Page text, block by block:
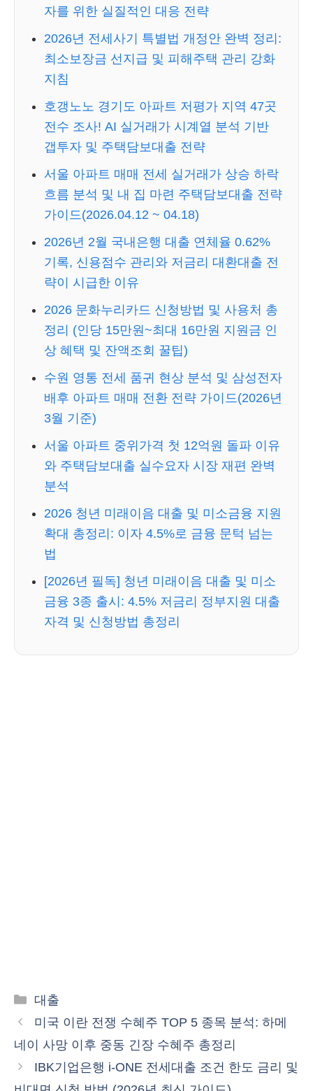
자를 위한 실질적인 대응 전략
2026년 전세사기 특별법 개정안 완벽 정리:
최소보장금 선지급 및 피해주택 관리 강화
지침
호갱노노 경기도 아파트 저평가 지역 47곳
전수 조사! AI 실거래가 시계열 분석 기반
갭투자 및 주택담보대출 전략
서울 아파트 매매 전세 실거래가 상승 하락
흐름 분석 및 내 집 마련 주택담보대출 전략
가이드(2026.04.12 ~ 04.18)
2026년 2월 국내은행 대출 연체율 0.62%
기록, 신용점수 관리와 저금리 대환대출 전
략이 시급한 이유
2026 문화누리카드 신청방법 및 사용처 총
정리 (인당 15만원~최대 16만원 지원금 인
상 혜택 및 잔액조회 꿀팁)
수원 영통 전세 품귀 현상 분석 및 삼성전자
배후 아파트 매매 전환 전략 가이드(2026년
3월 기준)
서울 아파트 중위가격 첫 12억원 돌파 이유
와 주택담보대출 실수요자 시장 재편 완벽
분석
2026 청년 미래이음 대출 및 미소금융 지원
확대 총정리: 이자 4.5%로 금융 문턱 넘는
법
[2026년 필독] 청년 미래이음 대출 및 미소
금융 3종 출시: 4.5% 저금리 정부지원 대출
자격 및 신청방법 총정리
카
테
리
대출
미국 이란 전쟁 수혜주 TOP 5 종목 분석: 하메
네이 사망 이후 중동 긴장 수혜주 총정리
IBK기업은행 i-ONE 전세대출 조건 한도 금리 및